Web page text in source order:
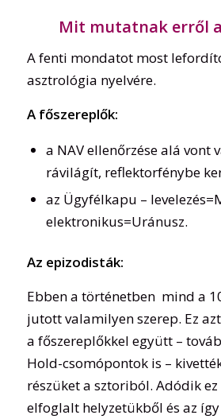
Mit mutatnak erről
A fenti mondatot most
asztrológia nyelvére.
A főszereplők:
a NAV ellenőrzése alá vont
rávilágít, reflektorfénybe
az Ügyfélkapu –
elektronikus=Uránusz.
Az epizodisták:
Ebben a történetben mind a
jutott valamilyen szerep. Ez
a főszereplőkkel együtt –
Hold-csomópontok is –
részüket a sztoriból. Adódik
elfoglalt helyzetükből és az így